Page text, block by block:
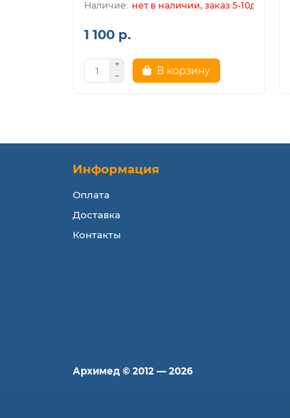
нет в наличии, заказ 5-10дн.
1 100 р.
В корзину
Информация
Оплата
Доставка
Контакты
Архимед © 2012 — 2026